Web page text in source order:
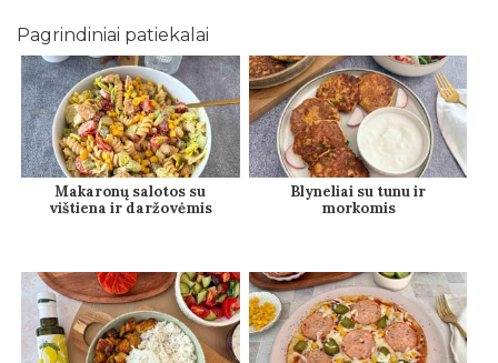
Pagrindiniai patiekalai
Makaronų salotos su
vištiena ir daržovėmis
Blyneliai su tunu ir
morkomis